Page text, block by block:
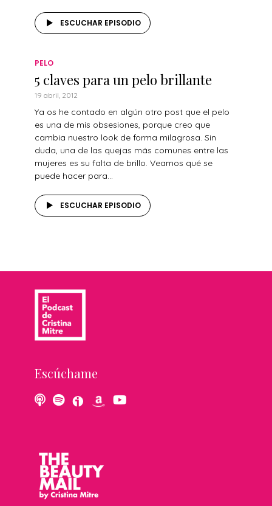
ESCUCHAR EPISODIO
PELO
5 claves para un pelo brillante
19 abril, 2012
Ya os he contado en algún otro post que el pelo
es una de mis obsesiones, porque creo que
cambia nuestro look de forma milagrosa. Sin
duda, una de las quejas más comunes entre las
mujeres es su falta de brillo. Veamos qué se
puede hacer para...
ESCUCHAR EPISODIO
Escúchame